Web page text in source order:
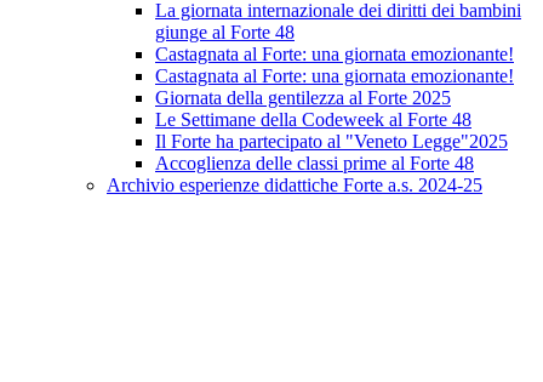
La giornata internazionale dei diritti dei bambini
giunge al Forte 48
Castagnata al Forte: una giornata emozionante!
Castagnata al Forte: una giornata emozionante!
Giornata della gentilezza al Forte 2025
Le Settimane della Codeweek al Forte 48
Il Forte ha partecipato al "Veneto Legge"2025
Accoglienza delle classi prime al Forte 48
Archivio esperienze didattiche Forte a.s. 2024-25